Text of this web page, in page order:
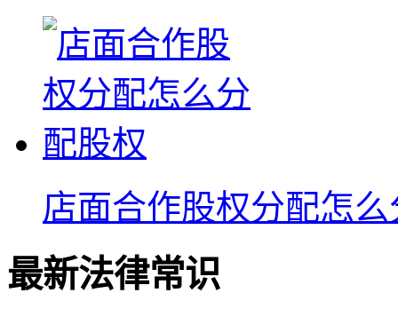
店面合作股权分配怎
最新法律常识